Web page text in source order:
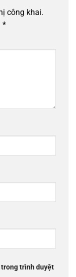
công khai.
*
trong trình duyệt